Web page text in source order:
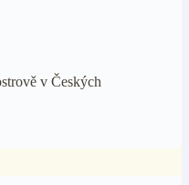
v Českých